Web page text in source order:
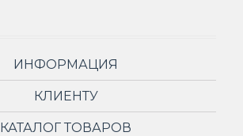
ИНФОРМАЦИЯ
КЛИЕНТУ
КАТАЛОГ ТОВАРОВ